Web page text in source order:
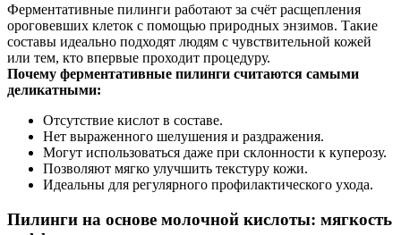
Ферментативные пилинги работают за счёт расщепления
ороговевших клеток с помощью природных энзимов. Такие
составы идеально подходят людям с чувствительной кожей
или тем, кто впервые проходит процедуру.
Почему ферментативные пилинги считаются самыми
деликатными:
Отсутствие кислот в составе.
Нет выраженного шелушения и раздражения.
Могут использоваться даже при склонности к куперозу.
Позволяют мягко улучшить текстуру кожи.
Идеальны для регулярного профилактического ухода.
Пилинги на основе молочной кислоты: мягкость